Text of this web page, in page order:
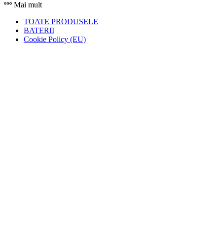
Mai mult
TOATE PRODUSELE
BATERII
Cookie Policy (EU)